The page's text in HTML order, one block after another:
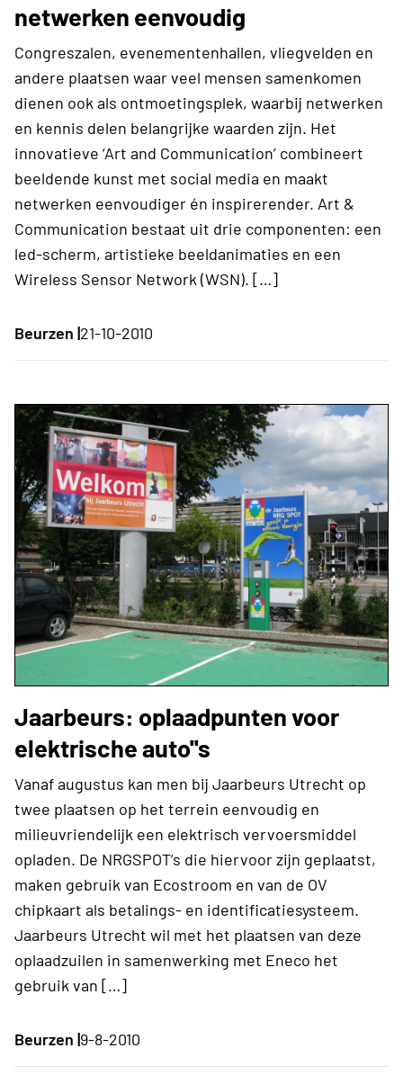
netwerken eenvoudig
Congreszalen, evenementenhallen, vliegvelden en
andere plaatsen waar veel mensen samenkomen
dienen ook als ontmoetingsplek, waarbij netwerken
en kennis delen belangrijke waarden zijn. Het
innovatieve ‘Art and Communication’ combineert
beeldende kunst met social media en maakt
netwerken eenvoudiger én inspirerender. Art &
Communication bestaat uit drie componenten: een
led-scherm, artistieke beeldanimaties en een
Wireless Sensor Network (WSN). […]
Beurzen |21-10-2010
Jaarbeurs: oplaadpunten voor
elektrische auto''s
Vanaf augustus kan men bij Jaarbeurs Utrecht op
twee plaatsen op het terrein eenvoudig en
milieuvriendelijk een elektrisch vervoersmiddel
opladen. De NRGSPOT’s die hiervoor zijn geplaatst,
maken gebruik van Ecostroom en van de OV
chipkaart als betalings- en identificatiesysteem.
Jaarbeurs Utrecht wil met het plaatsen van deze
oplaadzuilen in samenwerking met Eneco het
gebruik van […]
Beurzen |9-8-2010